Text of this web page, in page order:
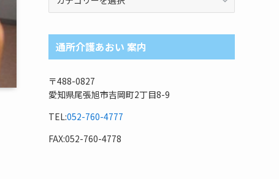
ロ
グ
記
カ
テ
ゴ
通所介護あおい 案内
〒488-0827
愛知県尾張旭市吉岡町2丁目8-9
TEL:052-760-4777
FAX:052-760-4778